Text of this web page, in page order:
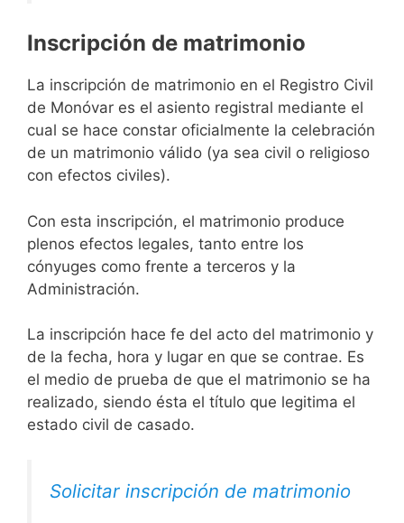
Inscripción de matrimonio
La inscripción de matrimonio en el Registro Civil
de Monóvar es el asiento registral mediante el
cual se hace constar oficialmente la celebración
de un matrimonio válido (ya sea civil o religioso
con efectos civiles).
Con esta inscripción, el matrimonio produce
plenos efectos legales, tanto entre los
cónyuges como frente a terceros y la
Administración.
La inscripción hace fe del acto del matrimonio y
de la fecha, hora y lugar en que se contrae. Es
el medio de prueba de que el matrimonio se ha
realizado, siendo ésta el título que legitima el
estado civil de casado.
Solicitar inscripción de matrimonio